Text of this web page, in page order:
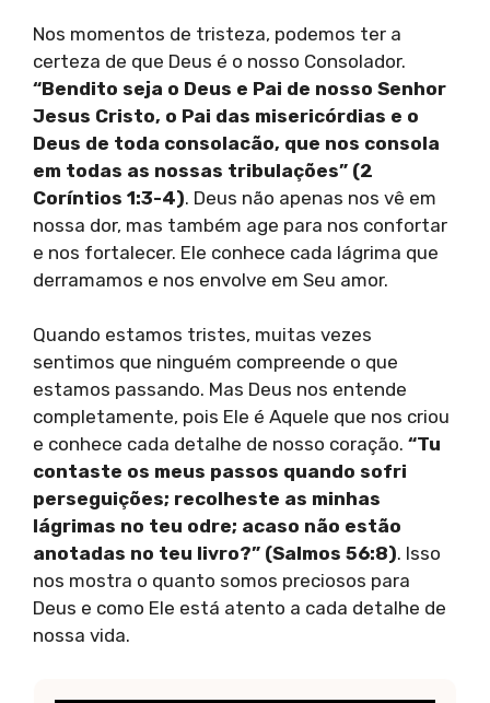
Nos momentos de tristeza, podemos ter a
certeza de que Deus é o nosso Consolador.
“Bendito seja o Deus e Pai de nosso Senhor
Jesus Cristo, o Pai das misericórdias e o
Deus de toda consolacão, que nos consola
em todas as nossas tribulações” (2
Coríntios 1:3-4). Deus não apenas nos vê em
nossa dor, mas também age para nos confortar
e nos fortalecer. Ele conhece cada lágrima que
derramamos e nos envolve em Seu amor.
Quando estamos tristes, muitas vezes
sentimos que ninguém compreende o que
estamos passando. Mas Deus nos entende
completamente, pois Ele é Aquele que nos criou
e conhece cada detalhe de nosso coração. “Tu
contaste os meus passos quando sofri
perseguições; recolheste as minhas
lágrimas no teu odre; acaso não estão
anotadas no teu livro?” (Salmos 56:8). Isso
nos mostra o quanto somos preciosos para
Deus e como Ele está atento a cada detalhe de
nossa vida.